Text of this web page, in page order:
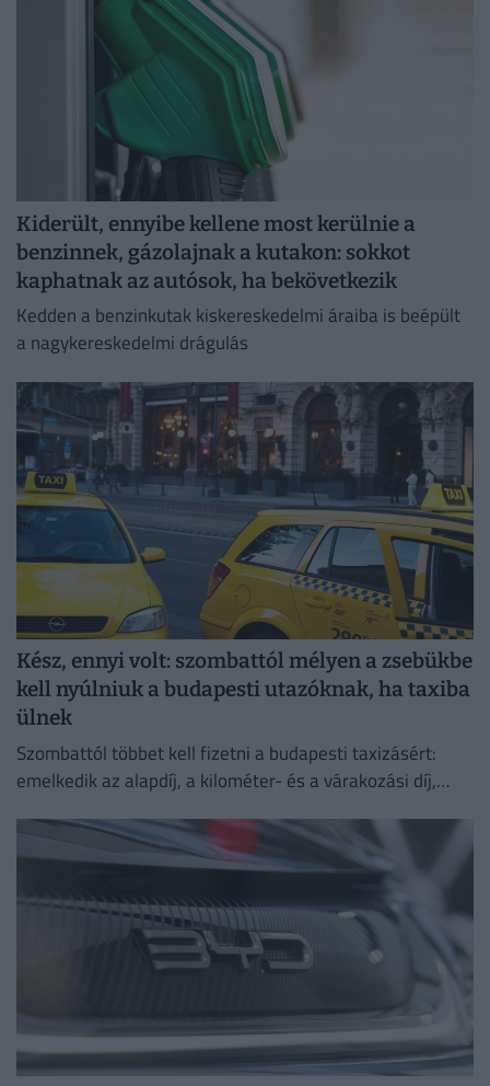
Kiderült, ennyibe kellene most kerülnie a
benzinnek, gázolajnak a kutakon: sokkot
kaphatnak az autósok, ha bekövetkezik
Kedden a benzinkutak kiskereskedelmi áraiba is beépült
a nagykereskedelmi drágulás
Kész, ennyi volt: szombattól mélyen a zsebükbe
kell nyúlniuk a budapesti utazóknak, ha taxiba
ülnek
Szombattól többet kell fizetni a budapesti taxizásért:
emelkedik az alapdíj, a kilométer- és a várakozási díj,